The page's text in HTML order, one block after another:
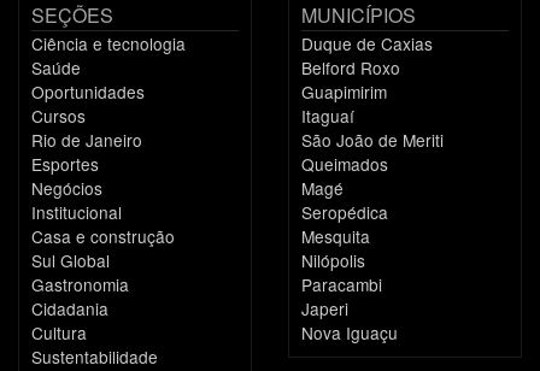
SEÇÕES
Ciência e tecnologia
Saúde
Oportunidades
Cursos
Rio de Janeiro
Esportes
Negócios
Institucional
Casa e construção
Sul Global
Gastronomia
Cidadania
Cultura
Sustentabilidade
MUNICÍPIOS
Duque de Caxias
Belford Roxo
Guapimirim
Itaguaí
São João de Meriti
Queimados
Magé
Seropédica
Mesquita
Nilópolis
Paracambi
Japeri
Nova Iguaçu